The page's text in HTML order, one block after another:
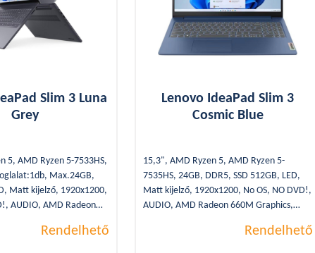
Slim 3 Luna
Grey
5, AMD Ryzen 5-7533HS,
Max.24GB,
Matt kijelző, 1920x1200,
AUDIO, AMD Radeon
C, 1,73Kg, WEBCAM,
Rendelhető
Lenovo IdeaPad Slim 3
Cosmic Blue
15,3", AMD Ryzen 5, AMD Ryzen 5-
7535HS, 24GB, DDR5, SSD 512GB, LED,
Matt kijelző, 1920x1200, No OS, NO DVD!,
AUDIO, AMD Radeon 660M Graphics,
C, 1,49Kg, WEBCAM, HDMI, SSD, Blue,
Rendelhető